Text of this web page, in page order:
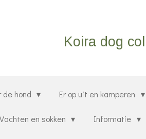
Koira dog
de hond Er op uit en kamperen
Vachten en sokken Informatie